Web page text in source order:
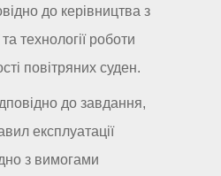
до керівництва з
технології роботи
повітряних суден.
до завдання,
експлуатації
з вимогами